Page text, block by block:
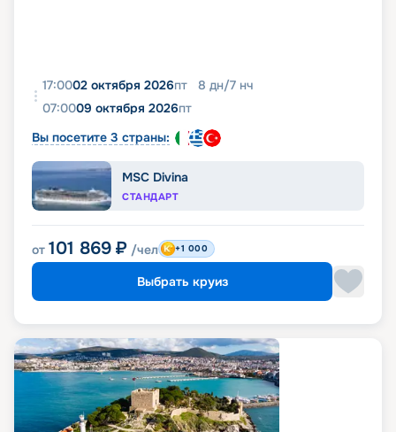
17:0002 октября 2026пт 8 дн/7 нч
07:0009 октября 2026пт
Вы посетите 3 страны:
MSC Divina
СТАНДАРТ
от 101 869 ₽ /чел +1 000
Выбрать круиз